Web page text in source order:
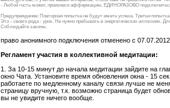
- Любой гость может, произнеся аффирмацию, ЕДИНОРАЗОВО
Предупреждение: Повторная попытка не будут иметь успеха. Третья
Это - своего рода - урок. Не нужно пребывать в энергетических иллюзиях.
Соблюдайте законы.
право анонимного подключения отменено с
Регламент участия в коллективной медитации:
1. За 10-15 минут до начала медитации зайдите на
окно Чата. Установите время обновления окна - 15
работаете по медленному каналу связи лучше не
страницу вручную, т.к. возможно страница будет
вы не увидите ничего вообще.